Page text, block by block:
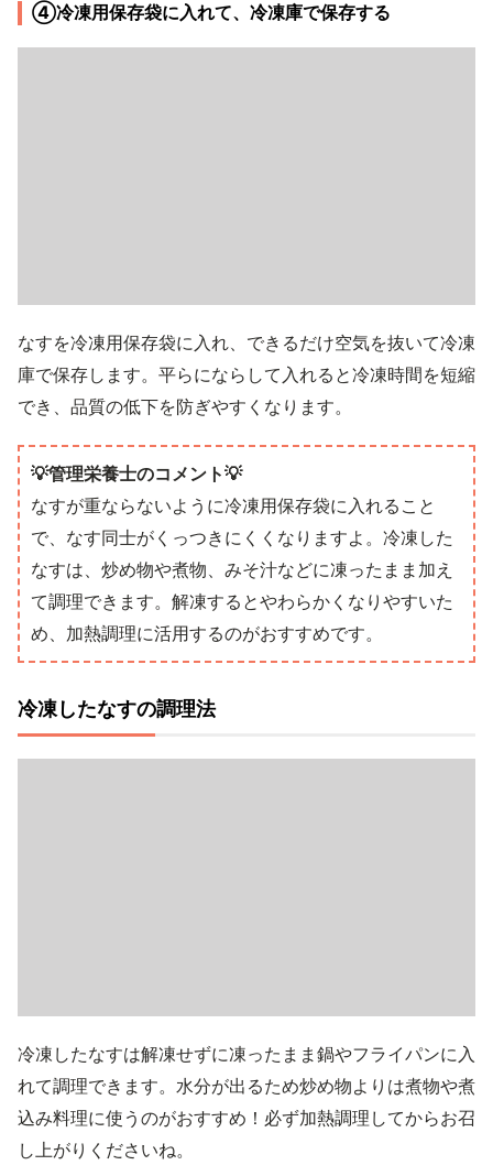
④冷凍用保存袋に入れて、冷凍庫で保存する
なすを冷凍用保存袋に入れ、できるだけ空気を抜いて冷凍
庫で保存します。平らにならして入れると冷凍時間を短縮
でき、品質の低下を防ぎやすくなります。
💡管理栄養士のコメント💡
なすが重ならないように冷凍用保存袋に入れること
で、なす同士がくっつきにくくなりますよ。冷凍した
なすは、炒め物や煮物、みそ汁などに凍ったまま加え
て調理できます。解凍するとやわらかくなりやすいた
め、加熱調理に活用するのがおすすめです。
冷凍したなすの調理法
冷凍したなすは解凍せずに凍ったまま鍋やフライパンに入
れて調理できます。水分が出るため炒め物よりは煮物や煮
込み料理に使うのがおすすめ！必ず加熱調理してからお召
し上がりくださいね。